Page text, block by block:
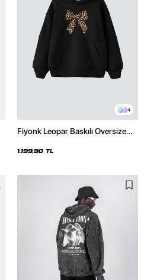
4
Fiyonk Leopar Baskılı Oversize
1.199,90 TL